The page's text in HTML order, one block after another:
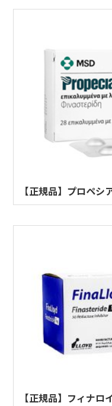
【正規品】プロペ
【正規品】フィナ